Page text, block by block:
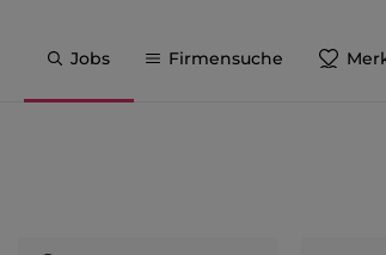
Jobs Firmensuche